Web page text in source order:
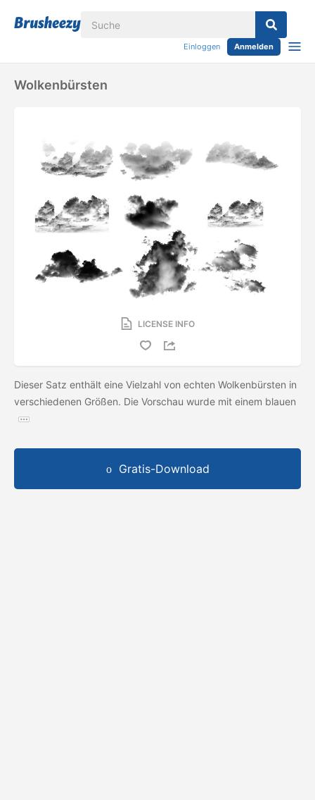
Einloggen Anmelden
Wolkenbürsten
LICENSE INFO
Dieser Satz enthält eine Vielzahl von echten Wolkenbürsten in
verschiedenen Größen. Die Vorschau wurde mit einem blauen
Gratis-Download